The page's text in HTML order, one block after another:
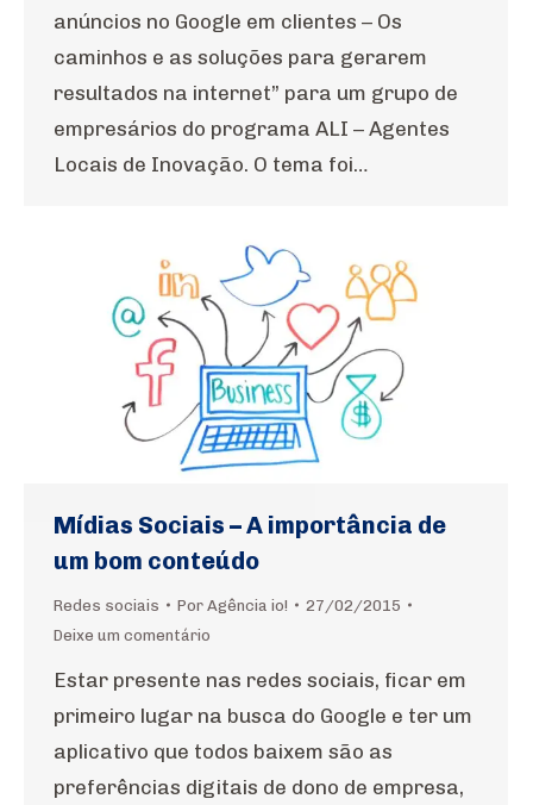
anúncios no Google em clientes – Os
caminhos e as soluções para gerarem
resultados na internet” para um grupo de
empresários do programa ALI – Agentes
Locais de Inovação. O tema foi…
Mídias Sociais – A importância de
um bom conteúdo
Redes sociais Por Agência io!
27/02/2015
Deixe um comentário
Estar presente nas redes sociais, ficar em
primeiro lugar na busca do Google e ter um
aplicativo que todos baixem são as
preferências digitais de dono de empresa,